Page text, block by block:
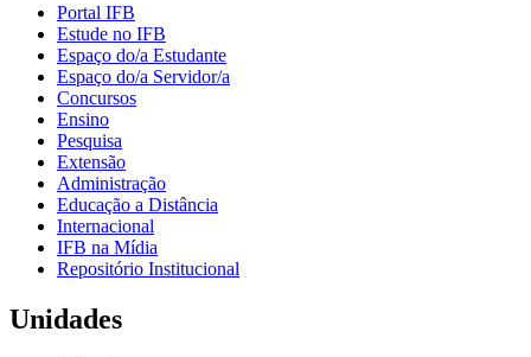
Portal IFB
Estude no IFB
Espaço do/a Estudante
Espaço do/a Servidor/a
Concursos
Ensino
Pesquisa
Extensão
Administração
Educação a Distância
Internacional
IFB na Mídia
Repositório Institucional
Unidades